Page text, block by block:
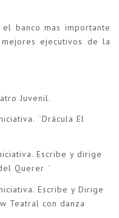
banco mas importante
ejecutivos de la
Juvenil.
¨Drácula El
Escribe y dirige
Querer ¨
Escribe y Dirige
Teatral con danza